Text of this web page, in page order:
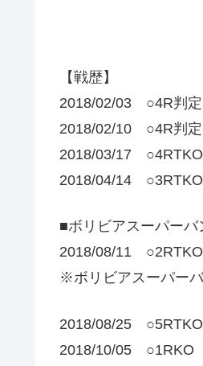
【戦歴】
2018/02/03 ○4R判定
2018/02/10 ○4R判
2018/03/17
2018/04/14
■ボリビアスーパー
2018/08/11
※ボリビアスーパー
2018/08/25
2018/10/05 ○1RKO